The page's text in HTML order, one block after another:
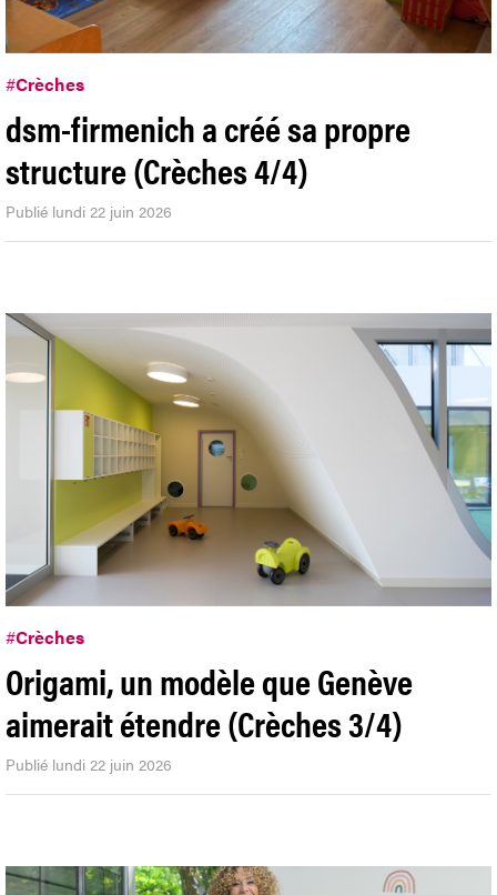
#Crèches
dsm-firmenich a créé sa propre
structure (Crèches 4/4)
Publié lundi 22 juin 2026
#Crèches
Origami, un modèle que Genève
aimerait étendre (Crèches 3/4)
Publié lundi 22 juin 2026